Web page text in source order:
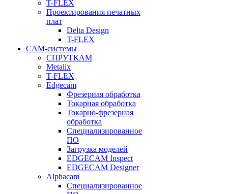
T-FLEX
Проектирования печатных
плат
Delta Design
T-FLEX
CAM-системы
СПРУТКAM
Metalix
T-FLEX
Edgecam
Фрезерная обработка
Токарная обработка
Токарно-фрезерная
обработка
Специализированное
ПО
Загрузка моделей
EDGECAM Inspect
EDGECAM Designer
Alphacam
Специализированное